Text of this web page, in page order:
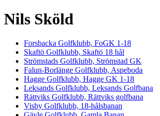
Nils Sköld
Forsbacka Golfklubb, FoGK 1-18
Skaftö Golfklubb, Skaftö 18 hål
Strömstads Golfklubb, Strömstad GK
Falun-Borlänge Golfklubb, Aspeboda
Hagge Golfklubb, Hagge GK 1-18
Leksands Golfklubb, Leksands Golfbana
Rättviks Golfklubb, Rättviks golfbana
Visby Golfklubb, 18-hålsbanan